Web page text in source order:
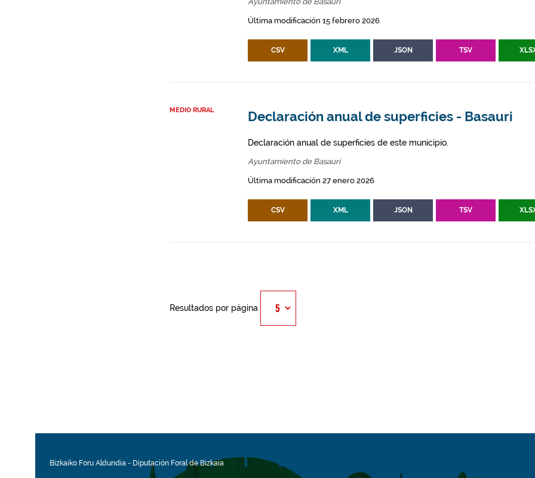
Última modificación 15 febrero 2026
CSV XML JSON TSV
MEDIO RURAL Declaración anual de superficies - Basauri
Declaración anual de superficies de este municipio.
Ayuntamiento de Basauri
Última modificación 27 enero 2026
CSV XML JSON TSV
Resultados por página
Bizkaiko Foru Aldundia - Diputación Foral de Bizkaia